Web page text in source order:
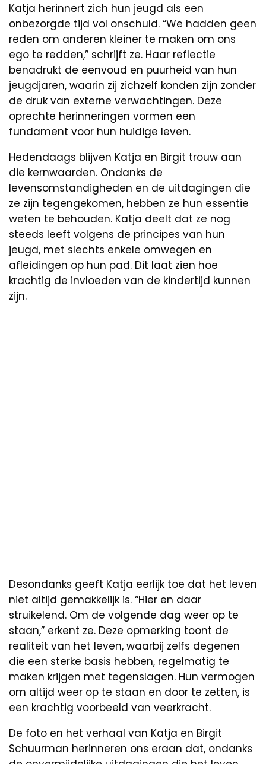
Katja herinnert zich hun jeugd als een
onbezorgde tijd vol onschuld. “We hadden geen
reden om anderen kleiner te maken om ons
ego te redden,” schrijft ze. Haar reflectie
benadrukt de eenvoud en puurheid van hun
jeugdjaren, waarin zij zichzelf konden zijn zonder
de druk van externe verwachtingen. Deze
oprechte herinneringen vormen een
fundament voor hun huidige leven.
Hedendaags blijven Katja en Birgit trouw aan
die kernwaarden. Ondanks de
levensomstandigheden en de uitdagingen die
ze zijn tegengekomen, hebben ze hun essentie
weten te behouden. Katja deelt dat ze nog
steeds leeft volgens de principes van hun
jeugd, met slechts enkele omwegen en
afleidingen op hun pad. Dit laat zien hoe
krachtig de invloeden van de kindertijd kunnen
zijn.
Desondanks geeft Katja eerlijk toe dat het leven
niet altijd gemakkelijk is. “Hier en daar
struikelend. Om de volgende dag weer op te
staan,” erkent ze. Deze opmerking toont de
realiteit van het leven, waarbij zelfs degenen
die een sterke basis hebben, regelmatig te
maken krijgen met tegenslagen. Hun vermogen
om altijd weer op te staan en door te zetten, is
een krachtig voorbeeld van veerkracht.
De foto en het verhaal van Katja en Birgit
Schuurman herinneren ons eraan dat, ondanks